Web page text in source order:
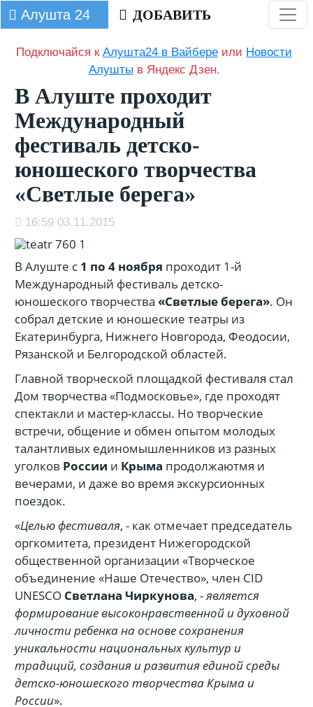
Алушта 24 ДОБАВИТЬ
Подключайся кАлушта24 в Вайбере или Новости
Алушты в Яндекс Дзен.
В Алуште проходит
Международный
фестиваль детско-
юношеского творчества
«Светлые берега»
16:59 03.11.2015
В Алуште с 1 по 4 ноября проходит 1-й
Международный фестиваль детско-
юношеского творчества «Светлые берега». Он
собрал детские и юношеские театры из
Екатеринбурга, Нижнего Новгорода, Феодосии,
Рязанской и Белгородской областей.
Главной творческой площадкой фестиваля стал
Дом творчества «Подмосковье», где проходят
спектакли и мастер-классы. Но творческие
встречи, общение и обмен опытом молодых
талантливых единомышленников из разных
уголков России и Крыма продолжаютмя и
вечерами, и даже во время экскурсионных
поездок.
«Целью фестиваля, - как отмечает председатель
оргкомитета, президент Нижегородской
общественной организации «Творческое
объединение «Наше Отечество», член CID
UNESCO Светлана Чиркунова, -является
формирование высоконравственной и духовной
личности ребенка на основе сохранения
уникальности национальных культур и
традиций, создания и развития единой среды
детско-юношеского творчества Крыма и
России».